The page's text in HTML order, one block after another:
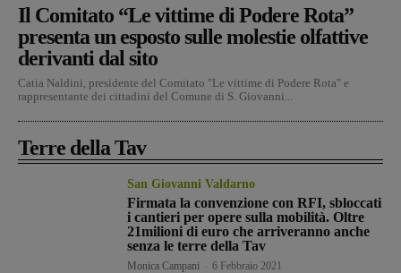
Il Comitato “Le vittime di Podere Rota”
presenta un esposto sulle molestie olfattive
derivanti dal sito
Catia Naldini, presidente del Comitato "Le vittime di Podere Rota" e
rappresentante dei cittadini del Comune di S. Giovanni...
Terre della Tav
San Giovanni Valdarno
Firmata la convenzione con RFI, sbloccati
i cantieri per opere sulla mobilità. Oltre
21milioni di euro che arriveranno anche
senza le terre della Tav
Monica Campani 6 Febbraio 2021